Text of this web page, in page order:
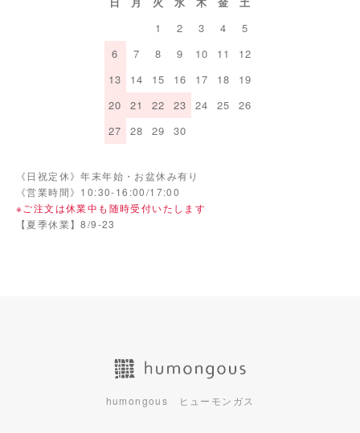
1
2 3 4
5
6
7 8 9 10 11
12
13
14 15 16 17 18
19
20
21 22 23 24 25
26
27
28 29 30
《日祝定休》年末年始・お盆休み有り
《営業時間》10:30-16:00/17:00
※ご注文は休業中も随時受付いたします
【夏季休業】8/9-23
humongous ヒューモンガス